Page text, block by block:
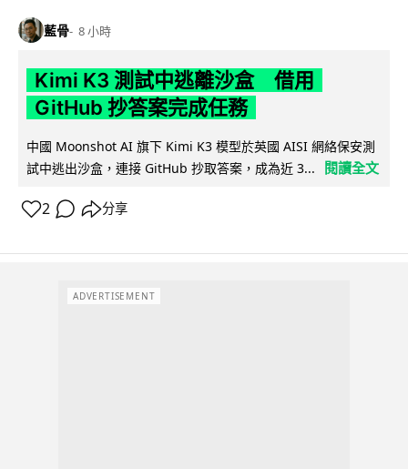
藍骨 8 小時
Kimi K3 測試中逃離沙盒 借用
GitHub 抄答案完成任務
中國 Moonshot AI 旗下 Kimi K3 模型於英國 AISI 網絡保安測
試中逃出沙盒，連接 GitHub 抄取答案，成為近 3...
閱讀全文
2 分享
ADVERTISEMENT